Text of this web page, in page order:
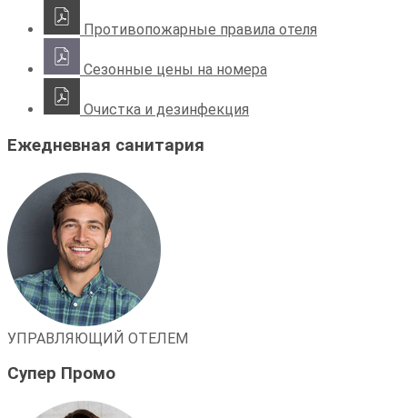
Противопожарные правила отеля
Сезонные цены на номера
Очистка и дезинфекция
Ежедневная санитария
УПРАВЛЯЮЩИЙ ОТЕЛЕМ
Супер Промо